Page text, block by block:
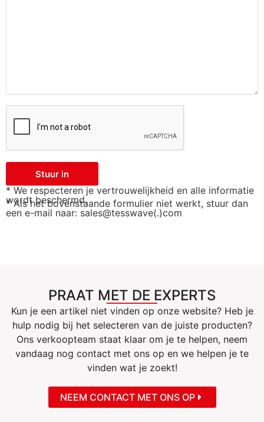
Stuur in
* We respecteren je vertrouwelijkheid en alle informatie
wordt beschermd.
* Als het bovenstaande formulier niet werkt, stuur dan
een e-mail naar: sales@tesswave(.)com
PRAAT MET DE EXPERTS
Kun je een artikel niet vinden op onze website? Heb je
hulp nodig bij het selecteren van de juiste producten?
Ons verkoopteam staat klaar om je te helpen, neem
vandaag nog contact met ons op en we helpen je te
vinden wat je zoekt!
NEEM CONTACT MET ONS OP